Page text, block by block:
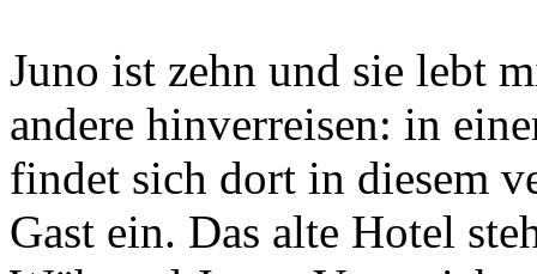
Juno ist zehn und sie lebt
andere hinverreisen: in
findet sich dort in diesem
Gast ein. Das alte Hotel